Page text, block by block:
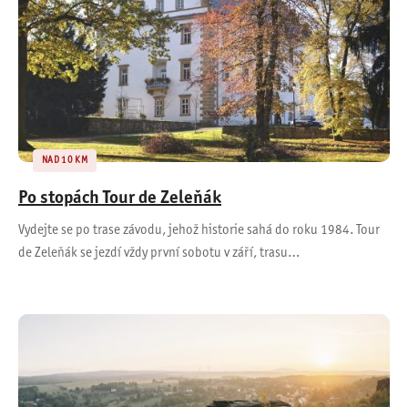
NAD 10 KM
Po stopách Tour de Zeleňák
Vydejte se po trase závodu, jehož historie sahá do roku 1984. Tour
de Zeleňák se jezdí vždy první sobotu v září, trasu…